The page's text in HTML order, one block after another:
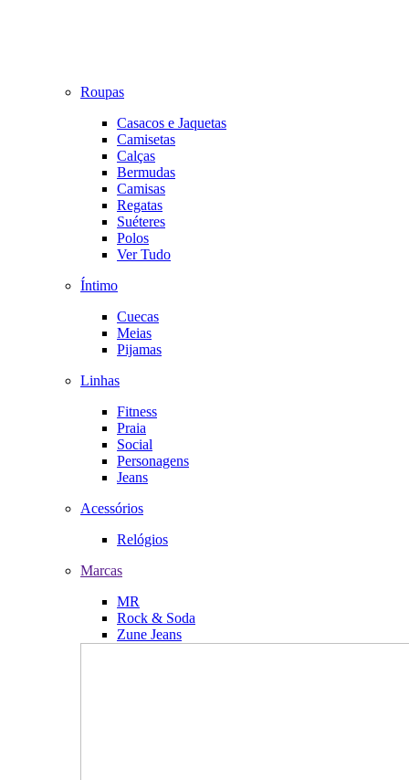
Roupas
Casacos e Jaquetas
Camisetas
Calças
Bermudas
Camisas
Regatas
Suéteres
Polos
Ver Tudo
Íntimo
Cuecas
Meias
Pijamas
Linhas
Fitness
Praia
Social
Personagens
Jeans
Acessórios
Relógios
Marcas
MR
Rock & Soda
Zune Jeans